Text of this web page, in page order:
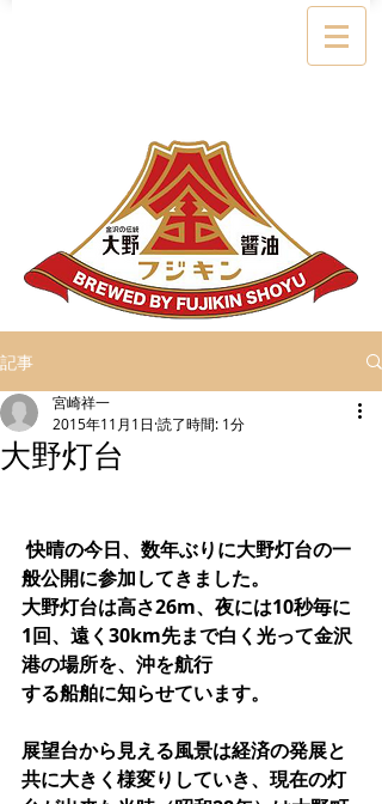
記事
大野灯台
宮崎祥一
2015年11月1日 読了時間: 1分
快晴の今日、数年ぶりに大野灯台の一
般公開に参加してきました。
大野灯台は高さ26m、夜には10秒毎に
1回、遠く30km先まで白く光って金沢
港の場所を、沖を航行
する船舶に知らせています。
展望台から見える風景は経済の発展と
共に大きく様変りしていき、現在の灯